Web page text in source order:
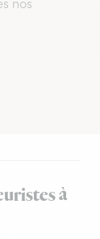
nos
à